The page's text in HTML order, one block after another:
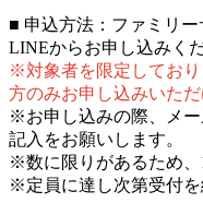
■ 申込方法：ファミリ
LINEからお申し込みくだ
※対象者を限定してお
方のみお申し込みいただ
※お申し込みの際、メ
記入をお願いします。
※数に限りがあるため、
※定員に達し次第受付を